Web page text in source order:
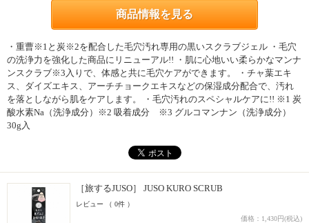
商品情報を見る
・重曹※1と炭※2を配合した毛穴汚れ専用の黒いスクラブジェル ・毛穴
の洗浄力を強化した商品にリニューアル!! ・肌に心地いい柔らかなマンナ
ンスクラブ※3入りで、体感と共に毛穴ケアができます。 ・チャ葉エキ
ス、ダイズエキス、アーチチョークエキスなどの保湿成分配合で、汚れ
を落としながら肌をケアします。 ・毛穴汚れのスペシャルケアに!! ※1 炭
酸水素Na（洗浄成分）※2 吸着成分 ※3 グルコマンナン（洗浄成分）
30g入
［旅するJUSO］ JUSO KURO SCRUB
レビュー （ 0件 ）
価格：1,430円(税込)